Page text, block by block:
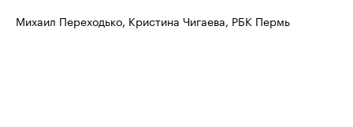
Михаил Переходько, Кристина Чигаева, РБК Пермь